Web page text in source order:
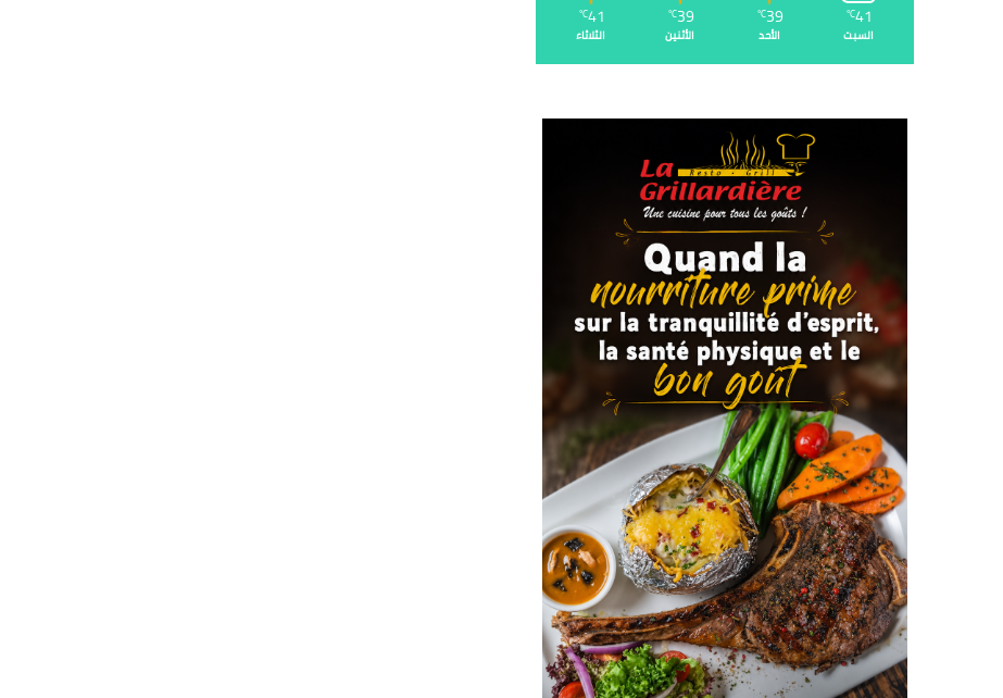
41
℃
السبت
39
℃
الأحد
39
℃
الأثنين
41
℃
الثلاثاء